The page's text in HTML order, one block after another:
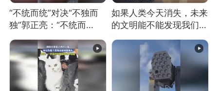
“不统而统”对决“不独而
独”郭正亮：“不统而
如果人类今天消失，未来
的文明能不能发现我们存